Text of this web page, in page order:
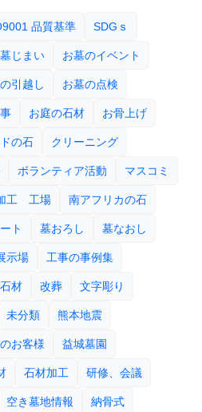
品質基準 SDGｓ
じまい お墓のイベント
引越し お墓の点検
お庭の石材 お骨上げ
の石 クリーニング
ボランティア活動 マスコミ
工 工場 南アフリカの石
ト 墓おろし 墓なおし
示場 工事の事例集
材 改葬 文字彫り
未分類 熊本地震
お客様 益城墓園
石材加工 研修、会議
空き墓地情報 納骨式